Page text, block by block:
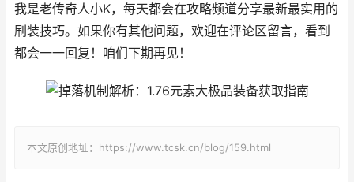
我是老传奇人小K，每天都会在攻略频道分享最新最实用的
刷装技巧。如果你有其他问题，欢迎在评论区留言，看到
都会一一回复！咱们下期再见！
本文原创地址：https://www.tcsk.cn/blog/159.html